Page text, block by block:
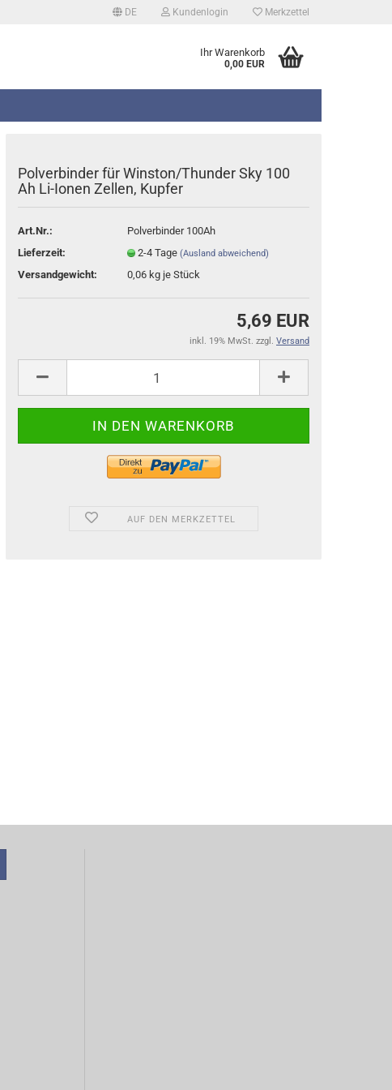
DE Kundenlogin
Konto erstellen
Passwort vergessen?
Merkzettel
Ihr Warenkorb
0,00 EUR
Polverbinder für Winston/Thunder Sky 100
Ah Li-Ionen Zellen, Kupfer
Art.Nr.:
Polverbinder 100Ah
Lieferzeit:
2-4 Tage (Ausland abweichend)
Versandgewicht: 0,06 kg je Stück
5,69 EUR
inkl. 19% MwSt. zzgl. Versand
AUF DEN MERKZETTEL